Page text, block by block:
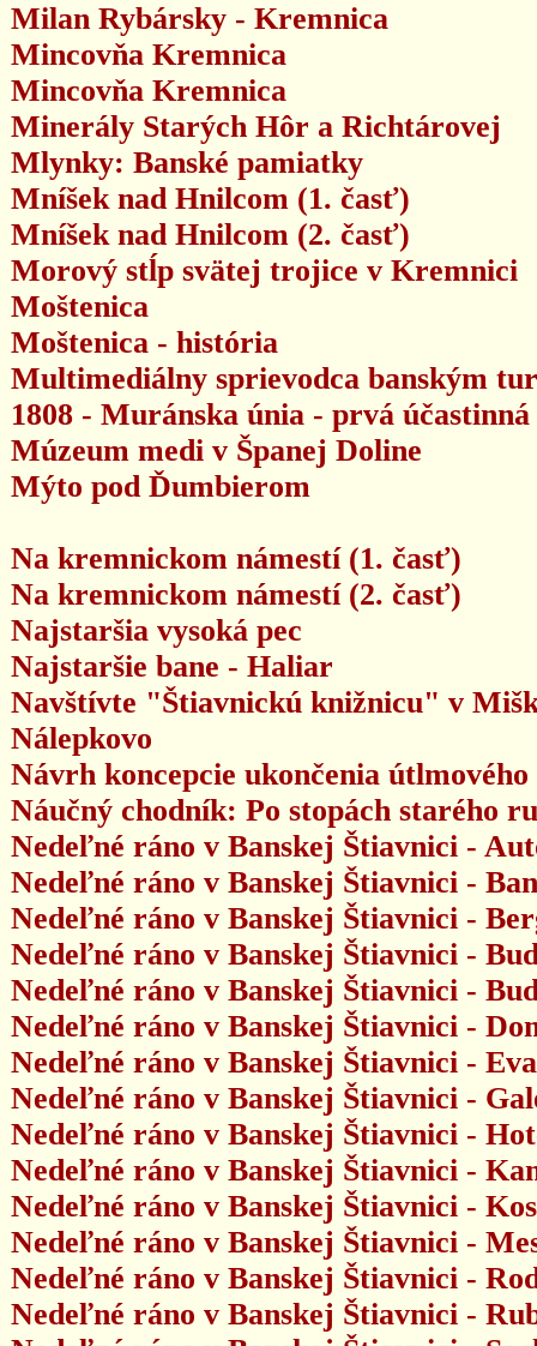
Milan Rybársky - Kremnica
Mincovňa Kremnica
Mincovňa Kremnica
Minerály Starých Hôr a Richtárovej
Mlynky: Banské pamiatky
Mníšek nad Hnilcom (1. časť)
Mníšek nad Hnilcom (2. časť)
Morový stĺp svätej trojice v Kremnici
Moštenica
Moštenica - história
Multimediálny sprievodca banským
1808 - Muránska únia - prvá
Múzeum medi v Španej Doline
Mýto pod Ďumbierom
Na kremnickom námestí (1. časť)
Na kremnickom námestí (2. časť)
Najstaršia vysoká pec
Najstaršie bane - Haliar
Navštívte "Štiavnickú knižnicu" v
Nálepkovo
Návrh koncepcie ukončenia
Náučný chodník: Po stopách starého
Nedeľné ráno v Banskej Štiavnici -
Nedeľné ráno v Banskej Štiavnici -
Nedeľné ráno v Banskej Štiavnici -
Nedeľné ráno v Banskej Štiavnici -
Nedeľné ráno v Banskej Štiavnici -
Nedeľné ráno v Banskej Štiavnici -
Nedeľné ráno v Banskej Štiavnici -
Nedeľné ráno v Banskej Štiavnici -
Nedeľné ráno v Banskej Štiavnici -
Nedeľné ráno v Banskej Štiavnici -
Nedeľné ráno v Banskej Štiavnici -
Nedeľné ráno v Banskej Štiavnici -
Nedeľné ráno v Banskej Štiavnici -
Nedeľné ráno v Banskej Štiavnici -